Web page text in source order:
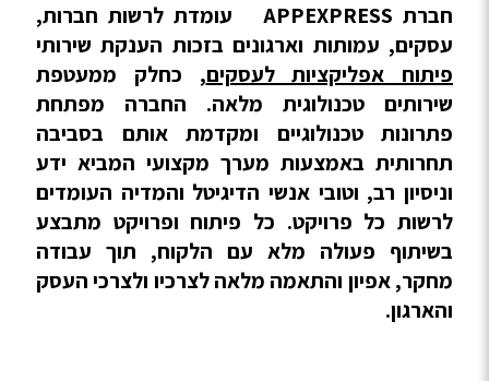
חברת APPEXPRESS עומדת לרשות חברות,
עסקים, עמותות וארגונים בזכות הענקת שירותי
פיתוח אפליקציות לעסקים, כחלק ממעטפת
שירותים טכנולוגית מלאה. החברה מפתחת
פתרונות טכנולוגיים ומקדמת אותם בסביבה
תחרותית באמצעות מערך מקצועי המביא ידע
וניסיון רב, וטובי אנשי הדיגיטל והמדיה העומדים
לרשות כל פרויקט. כל פיתוח ופרויקט מתבצע
בשיתוף פעולה מלא עם הלקוח, תוך עבודה
מחקר, אפיון והתאמה מלאה לצרכיו ולצרכי העסק
והארגון.